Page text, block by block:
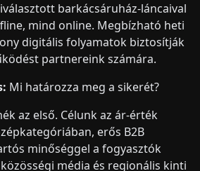
barkácsáruház-láncaival
mind online. Megbízható heti
digitális folyamatok biztosítják
partnereink számára.
Mi határozza meg a sikerét?
az első. Célunk az ár-érték
erős B2B
minőséggel a fogyasztók
média és regionális kinti